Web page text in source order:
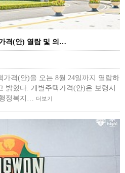
격(안) 열람 및 의…
가격(안)을 오는 8월 24일까지 열람하
밝혔다. 개별주택가격(안)은 보령시
정복지…
더보기